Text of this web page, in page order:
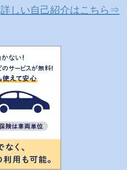
詳しい自己紹介はこちら⇒